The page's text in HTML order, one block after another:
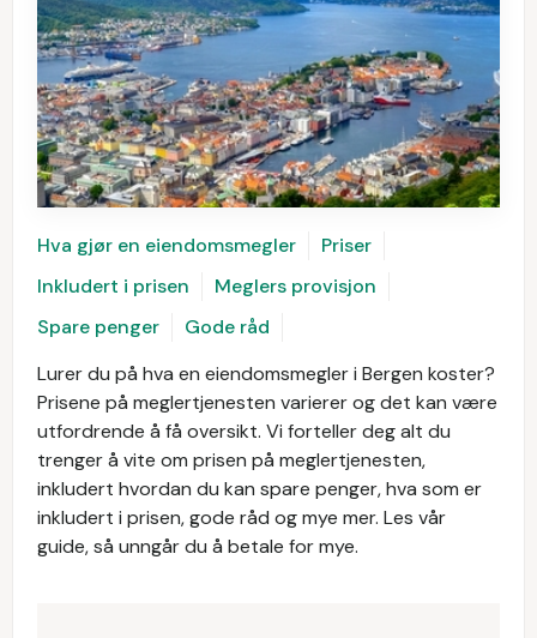
Hva gjør en eiendomsmegler
Priser
Inkludert i prisen
Meglers provisjon
Spare penger
Gode råd
Lurer du på hva en eiendomsmegler i Bergen koster?
Prisene på meglertjenesten varierer og det kan være
utfordrende å få oversikt. Vi forteller deg alt du
trenger å vite om prisen på meglertjenesten,
inkludert hvordan du kan spare penger, hva som er
inkludert i prisen, gode råd og mye mer. Les vår
guide, så unngår du å betale for mye.